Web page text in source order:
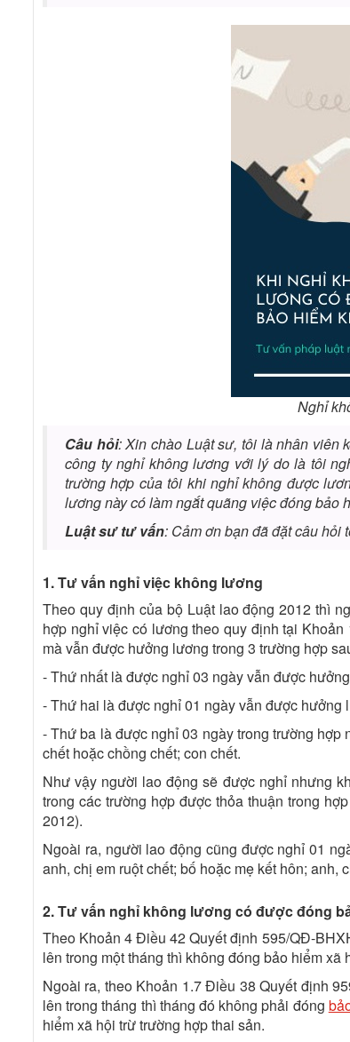
Nghỉ
Câu hỏi: Xin chào Luật sư, tôi là nhân viên
công ty nghỉ không lương với lý do là tôi
trường hợp của tôi khi nghỉ không được
lương này có làm ngắt quãng việc đóng bảo
Luật sư tư vấn: Cảm ơn bạn đã đặt câu hỏi
1. Tư vấn nghỉ việc không lương
Theo quy định của bộ Luật lao động 2012 thì
hợp nghỉ việc có lương theo quy định tại
mà vẫn được hưởng lương trong 3 trường hợp
- Thứ nhất là được nghỉ 03 ngày vẫn được
- Thứ hai là được nghỉ 01 ngày vẫn được
- Thứ ba là được nghỉ 03 ngày trong trường
chết hoặc chồng chết; con chết.
Như vậy người lao động sẽ được nghỉ nhưng
trong các trường hợp được thỏa thuận trong
2012).
Ngoài ra, người lao động cũng được nghỉ 01
anh, chị em ruột chết; bố hoặc mẹ kết hôn; anh,
2. Tư vấn nghỉ không lương có được đóng
Theo Khoản 4 Điều 42 Quyết định 595/QĐ-
lên trong một tháng thì không đóng bảo hiểm
Ngoài ra, theo Khoản 1.7 Điều 38Quyết định
lên trong tháng thì tháng đó không phải đóng
hiểm xã hội trừ trường hợp thai sản.